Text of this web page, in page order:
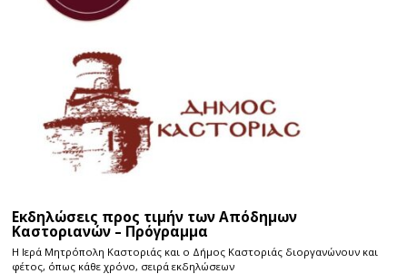
Εκδηλώσεις προς τιμήν των Απόδημων
Καστοριανών – Πρόγραμμα
Η Ιερά Μητρόπολη Καστοριάς και ο Δήμος Καστοριάς διοργανώνουν και
φέτος, όπως κάθε χρόνο, σειρά εκδηλώσεων